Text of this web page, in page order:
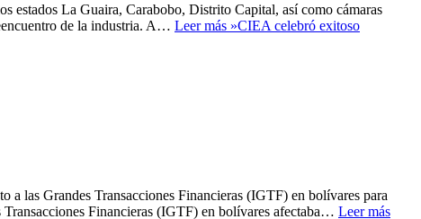
estados La Guaira, Carabobo, Distrito Capital, así como cámaras
de la industria. A… Leer más »CIEA celebró exitoso
las Grandes Transacciones Financieras (IGTF) en bolívares para
Financieras (IGTF) en bolívares afectaba… Leer más